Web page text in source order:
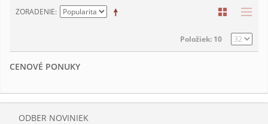
ZORADENIE
Položiek: 10
CENOVÉ PONUKY
ODBER NOVINIEK